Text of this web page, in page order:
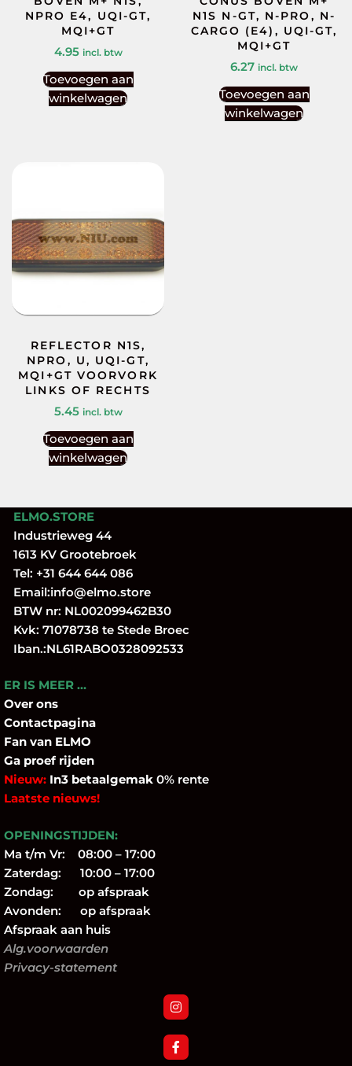
NPRO E4, UQI-GT,
MQI+GT
4.95 incl. btw
Toevoegen aan
winkelwagen
N1S N-GT, N-PRO, N-
CARGO (E4), UQI-GT,
MQI+GT
6.27 incl. btw
Toevoegen aan
winkelwagen
REFLECTOR N1S,
NPRO, U, UQI-GT,
MQI+GT VOORVORK
LINKS OF RECHTS
5.45 incl. btw
Toevoegen aan
winkelwagen
ELMO.STORE
Industrieweg 44
1613 KV Grootebroek
Tel: +31 644 644 086
Email:info@elmo.store
BTW nr: NL002099462B30
Kvk: 71078738 te Stede Broec
Iban.:NL61RABO0328092533
ER IS MEER …
Over ons
Contactpagina
Fan van ELMO
Ga proef rijden
Nieuw: In3 betaalgemak 0% rente
Laatste nieuws!
OPENINGSTIJDEN:
Ma t/m Vr: 08:00 – 17:00
Zaterdag: 10:00 – 17:00
Zondag: op afspraak
Avonden: op afspraak
Afspraak aan huis
Alg.voorwaarden
Privacy-statement